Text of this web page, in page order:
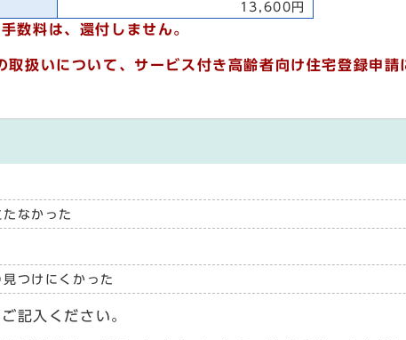
13,600円
数料は、還付しません。
扱いについて、 サービス付き高齢者向け住宅登録申請
なかった
見つけにくかった
記入ください。